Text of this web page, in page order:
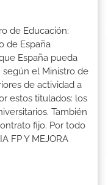
de Educación:
de España
España pueda
según el Ministro de
de actividad a
estos titulados: los
También
fijo. Por todo
FP Y MEJORA